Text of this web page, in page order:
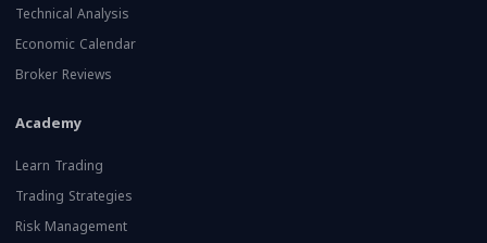
Technical Analysis
Economic Calendar
Broker Reviews
Academy
Learn Trading
Trading Strategies
Risk Management